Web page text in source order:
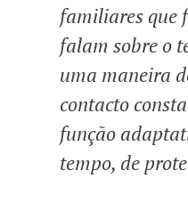
familiares que
falam sobre o
uma maneira
contacto
função
tempo, de